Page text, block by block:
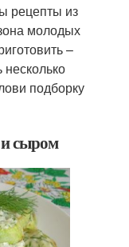
рецепты из
молодых
–
подборку
сыром